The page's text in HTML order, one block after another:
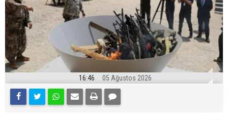
16:46 05 Ağustos 2026